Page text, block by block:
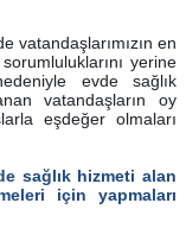
vatandaşlarımızın en
yerine
evde sağlık
vatandaşların oy
eşdeğer olmaları
sağlık hizmeti alan
için yapmaları